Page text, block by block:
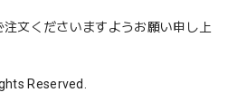
文くださいますようお願い申し上
Reserved.